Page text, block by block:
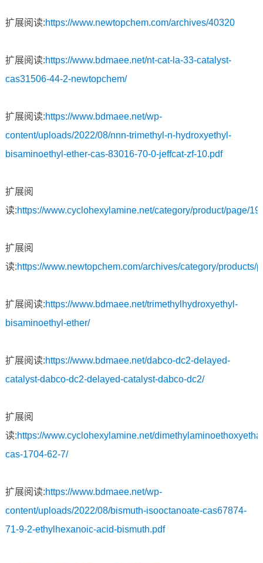
扩展阅读:https://www.newtopchem.com/archives/40320
扩展阅读:https://www.bdmaee.net/nt-cat-la-33-catalyst-
cas31506-44-2-newtopchem/
扩展阅读:https://www.bdmaee.net/wp-
content/uploads/2022/08/nnn-trimethyl-n-hydroxyethyl-
bisaminoethyl-ether-cas-83016-70-0-jeffcat-zf-10.pdf
扩展阅
读:https://www.cyclohexylamine.net/category/product/page/19/
扩展阅
读:https://www.newtopchem.com/archives/category/products/
扩展阅读:https://www.bdmaee.net/trimethylhydroxyethyl-
bisaminoethyl-ether/
扩展阅读:https://www.bdmaee.net/dabco-dc2-delayed-
catalyst-dabco-dc2-delayed-catalyst-dabco-dc2/
扩展阅
读:https://www.cyclohexylamine.net/
cas-1704-62-7/
扩展阅读:https://www.bdmaee.net/wp-
content/uploads/2022/08/bismuth-isooctanoate-cas67874-
71-9-2-ethylhexanoic-acid-bismuth.pdf